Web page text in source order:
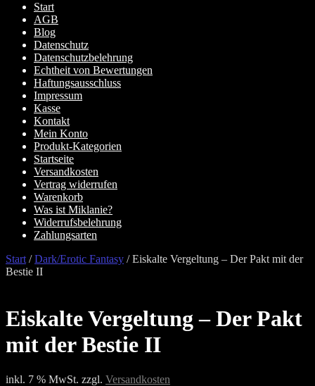
Start
AGB
Blog
Datenschutz
Datenschutzbelehrung
Echtheit von Bewertungen
Haftungsausschluss
Impressum
Kasse
Kontakt
Mein Konto
Produkt-Kategorien
Startseite
Versandkosten
Vertrag widerrufen
Warenkorb
Was ist Miklanie?
Widerrufsbelehrung
Zahlungsarten
Start /Dark/Erotic Fantasy /Eiskalte Vergeltung – Der Pakt mit der
Bestie II
Eiskalte Vergeltung – Der Pakt
mit der Bestie II
inkl. 7 % MwSt. zzgl. Versandkosten